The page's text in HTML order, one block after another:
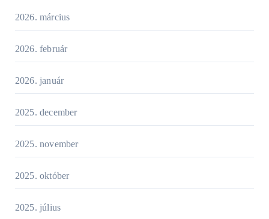
2026. március
2026. február
2026. január
2025. december
2025. november
2025. október
2025. július